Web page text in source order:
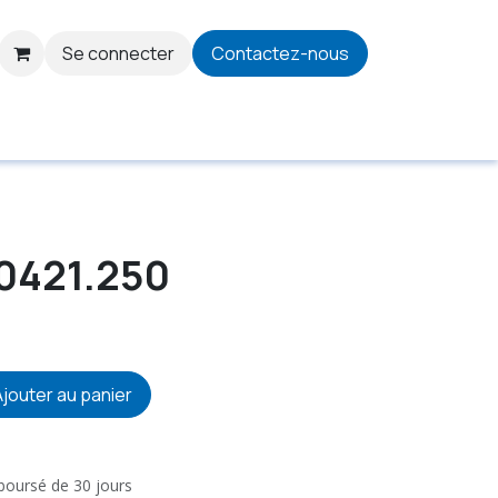
Se connecter
Contactez-nous
au panier
de 30 jours